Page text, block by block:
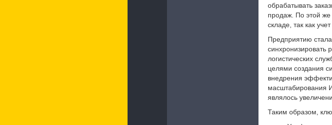
обрабатывать
продаж. По этой же
складе, так как
Предприятию
синхронизировать
логистических
целями создания
внедрения
масштабирования
являлось
Таким образом,